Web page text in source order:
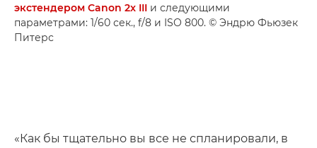
экстендером Canon 2x III и следующими
параметрами: 1/60 сек., f/8 и ISO 800. © Эндрю Фьюзек
Питерс
«Как бы тщательно вы все не спланировали, в